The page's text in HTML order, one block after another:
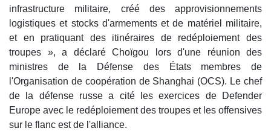
infrastructure militaire, créé des approvisionnements
logistiques et stocks d'armements et de matériel militaire,
et en pratiquant des itinéraires de redéploiement des
troupes », a déclaré Choïgou lors d'une réunion des
ministres de la Défense des États membres de
l'Organisation de coopération de Shanghai (OCS). Le chef
de la défense russe a cité les exercices de Defender
Europe avec le redéploiement des troupes et les offensives
sur le flanc est de l'alliance.